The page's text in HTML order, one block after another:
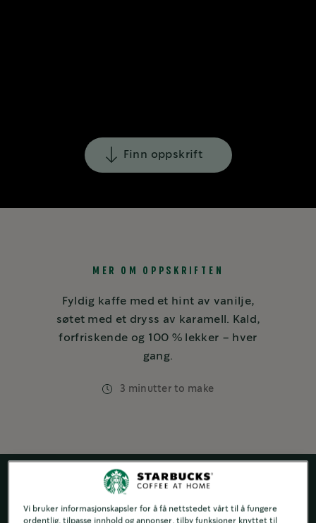
Finn oppskrift
MER OM OPPSKRIFTEN
Fyldig kaffe med et hint av vanilje,
søtet med et dryss av karamell. Kald,
forfriskende og 100 % lekker – hver
gang.
3 minutter to make
Vi bruker informasjonskapsler for å få nettstedet vårt til å fungere
ordentlig, tilpasse innhold og annonser, tilby funksjoner knyttet til